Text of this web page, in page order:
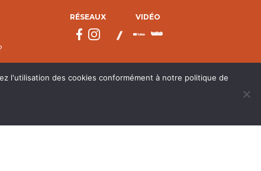
RÉSEAUX VIDÉO
l'utilisation des cookies conformément à notre politique de